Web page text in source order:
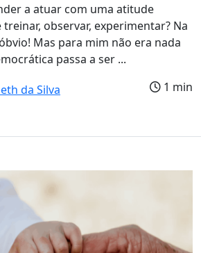
a atuar com uma atitude
observar, experimentar? Na
Mas para mim não era nada
passa a ser ...
da Silva
1 min